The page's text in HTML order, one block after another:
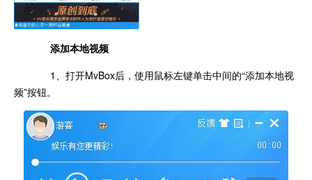
添加本地视频
1、打开MvBox后，使用鼠标左键单击中间的“添加本地视
频”按钮。